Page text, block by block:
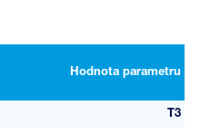
Hodnota parametru
T3